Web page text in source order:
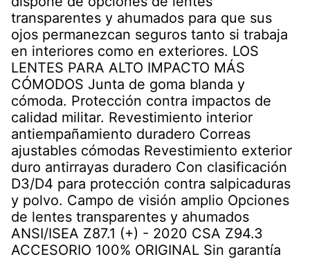
transparentes y ahumados para que sus
ojos permanezcan seguros tanto si trabaja
en interiores como en exteriores. LOS
LENTES PARA ALTO IMPACTO MÁS
CÓMODOS Junta de goma blanda y
cómoda. Protección contra impactos de
calidad militar. Revestimiento interior
antiempañamiento duradero Correas
ajustables cómodas Revestimiento exterior
duro antirrayas duradero Con clasificación
D3/D4 para protección contra salpicaduras
y polvo. Campo de visión amplio Opciones
de lentes transparentes y ahumados
ANSI/ISEA Z87.1 (+) - 2020 CSA Z94.3
ACCESORIO 100% ORIGINAL Sin garantía